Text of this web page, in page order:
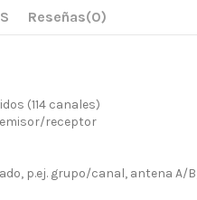
Reseñas(0)
(114 canales)
emisor/receptor
p.ej. grupo/canal, antena A/